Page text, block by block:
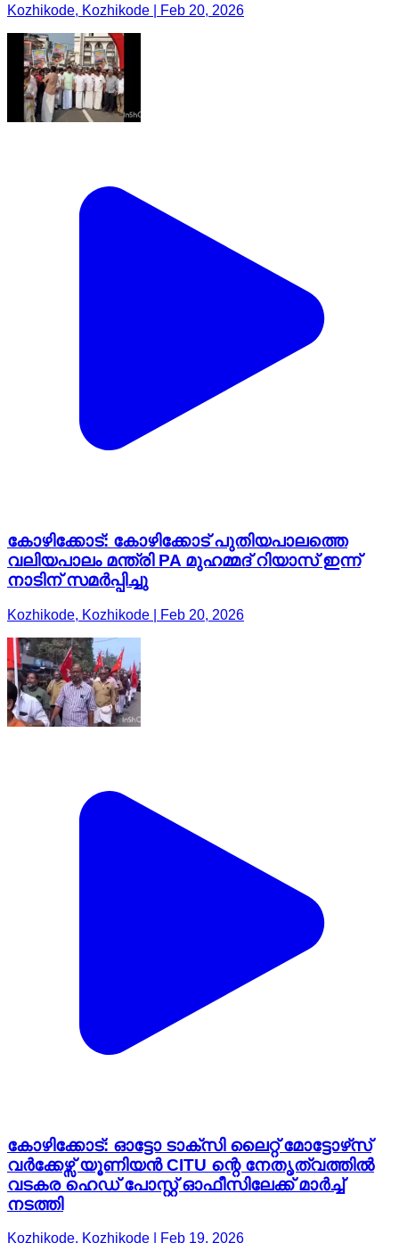
Kozhikode, Kozhikode | Feb 20, 2026
കോഴിക്കോട്: കോഴിക്കോട് പുതിയപാലത്തെ
വലിയപാലം മന്ത്രി PA മുഹമ്മദ് റിയാസ് ഇന്ന്
നാടിന് സമർപ്പിച്ചു
Kozhikode, Kozhikode | Feb 20, 2026
കോഴിക്കോട്: ഓട്ടോ ടാക്സി ലൈറ്റ് മോട്ടോഴ്‌സ്
വർക്കേഴ്സ് യൂണിയൻ CITU ന്റെ നേതൃത്വത്തിൽ
വടകര ഹെഡ് പോസ്റ്റ് ഓഫീസിലേക്ക് മാർച്ച്
നടത്തി
Kozhikode, Kozhikode | Feb 19, 2026